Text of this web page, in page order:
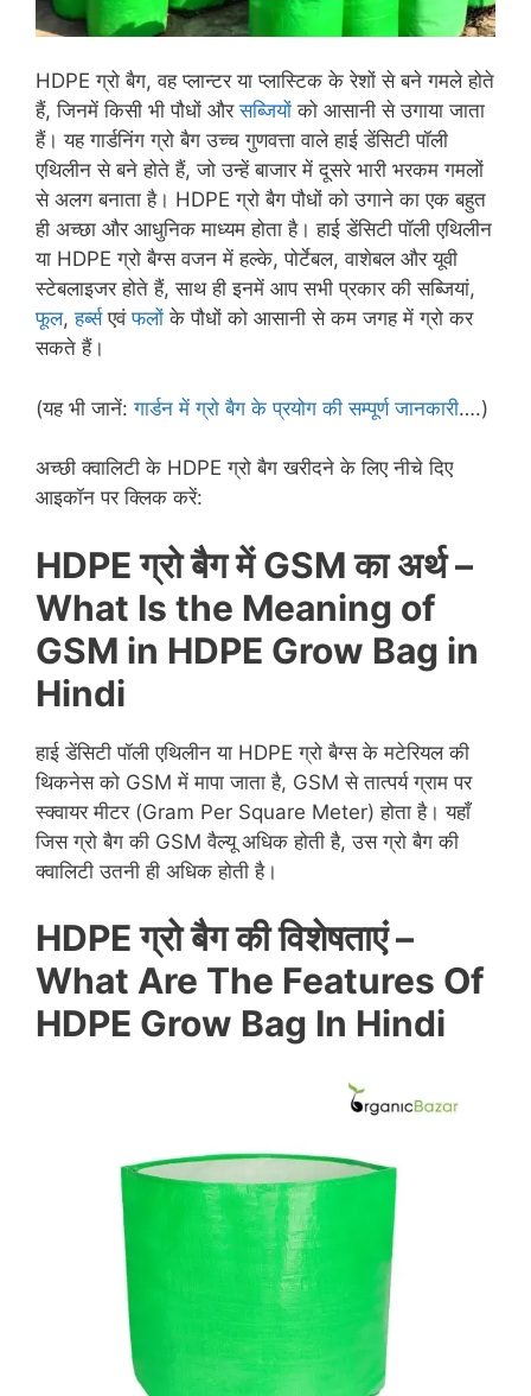
HDPE ग्रो बैग, वह प्लान्टर या प्लास्टिक के रेशों से बने गमले होते
हैं, जिनमें किसी भी पौधों औरसब्जियों को आसानी से उगाया जाता
हैं। यह गार्डनिंग ग्रो बैग उच्च गुणवत्ता वाले हाई डेंसिटी पॉली
एथिलीन से बने होते हैं, जो उन्हें बाजार में दूसरे भारी भरकम गमलों
से अलग बनाता है। HDPE ग्रो बैग पौधों को उगाने का एक बहुत
ही अच्छा और आधुनिक माध्यम होता है। हाई डेंसिटी पॉली एथिलीन
या HDPE ग्रो बैग्स वजन में हल्के, पोर्टेबल, वाशेबल और यूवी
स्टेबलाइजर होते हैं, साथ ही इनमें आप सभी प्रकार की सब्जियां,
फूल,हर्ब्सएवंफलों के पौधों को आसानी से कम जगह में ग्रो कर
सकते हैं।
(यह भी जानें: गार्डन में ग्रो बैग के प्रयोग की सम्पूर्ण जानकारी….)
अच्छी क्वालिटी के HDPE ग्रो बैग खरीदने के लिए नीचे दिए
आइकॉन पर क्लिक करें:
HDPE ग्रो बैग में GSM का अर्थ –
What Is the Meaning of
GSM in HDPE Grow Bag in
Hindi
हाई डेंसिटी पॉली एथिलीन या HDPE ग्रो बैग्स के मटेरियल की
थिकनेस को GSM में मापा जाता है, GSM से तात्पर्य ग्राम पर
स्क्वायर मीटर (Gram Per Square Meter) होता है। यहाँ
जिस ग्रो बैग की GSM वैल्यू अधिक होती है, उस ग्रो बैग की
क्वालिटी उतनी ही अधिक होती है।
HDPE ग्रो बैग की विशेषताएं –
What Are The Features Of
HDPE Grow Bag In Hindi